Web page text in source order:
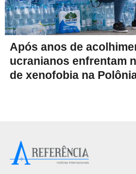
Após anos de
ucranianos enfrentam
de xenofobia na